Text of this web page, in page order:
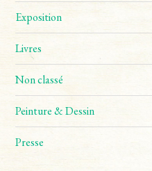
Exposition
Livres
Non classé
Peinture & Dessin
Presse